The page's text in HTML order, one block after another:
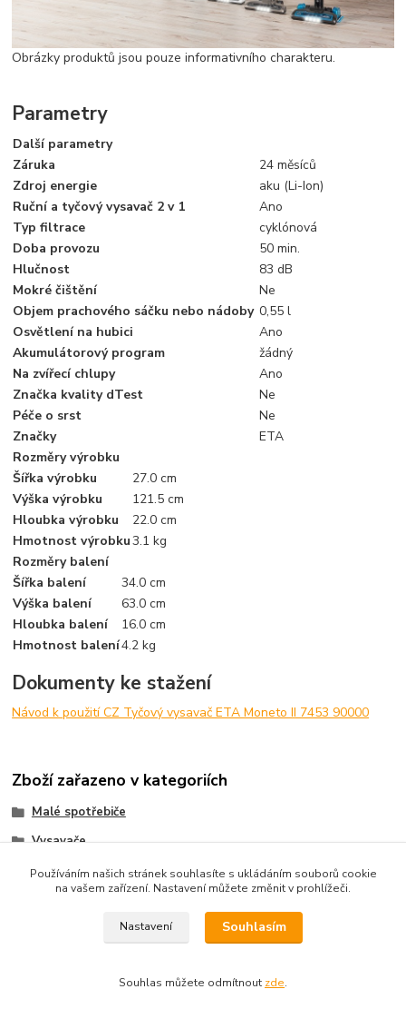
Obrázky produktů jsou pouze informativního charakteru.
Parametry
Další parametry
Záruka
24 měsíců
Zdroj energie
aku (Li-Ion)
Ruční a tyčový vysavač 2 v 1
Ano
Typ filtrace
cyklónová
Doba provozu
50 min.
Hlučnost
83 dB
Mokré čištění
Ne
Objem prachového sáčku nebo nádoby 0,55 l
Osvětlení na hubici
Ano
Akumulátorový program
žádný
Na zvířecí chlupy
Ano
Značka kvality dTest
Ne
Péče o srst
Ne
Značky
ETA
Rozměry výrobku
Šířka výrobku
27.0 cm
Výška výrobku
121.5 cm
Hloubka výrobku
22.0 cm
Hmotnost výrobku3.1 kg
Rozměry balení
Šířka balení
34.0 cm
Výška balení
63.0 cm
Hloubka balení
16.0 cm
Hmotnost balení4.2 kg
Dokumenty ke stažení
Návod k použití CZ Tyčový vysavač ETA Moneto II 7453 90000
Zboží zařazeno v kategoriích
Malé spotřebiče
Vysavače
Tyčové vysavače
Používáním našich stránek souhlasíte s ukládáním souborů cookie
na vašem zařízení. Nastavení můžete změnit v prohlížeči.
Nastavení Souhlasím
Souhlas můžete odmítnout zde.